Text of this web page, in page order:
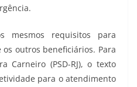
mesmos requisitos para
outros beneficiários. Para
Carneiro (PSD-RJ), o texto
para o atendimento